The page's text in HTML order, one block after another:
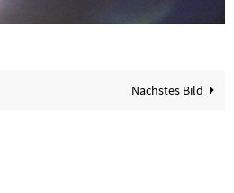
Nächstes Bild